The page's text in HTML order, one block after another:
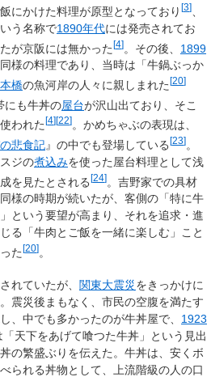
にかけた料理が原型となっており [3]
う名称で1890年代には発売されてお
が京阪には無かった[4] 。その後、 1899
様の料理であり、当時は「牛鍋ぶっか
橋の魚河岸の人々に親しまれた [20]
にも牛丼の屋台が沢山出ており、そこ
われた [4][22] 。かめちゃぶの表現は、
悲食記』の中でも登場している [23] 。
ジの煮込みを使った屋台料理として浅
を見たとされる[24]。吉野家での具材
様の時期が続いたが、客側の「特に牛
という要望が高まり、それを追求・進
る「牛肉とご飯を一緒に楽しむ」こと
た [20] 。
れていたが、 関東大震災をきっかけに
震災後まもなく、市民の空腹を満たす
、中でも多かったのが牛丼屋で、 1923
「天下をあげて喰つた牛丼」という見出
の繁盛ぶりを伝えた。牛丼は、安くボ
られる丼物として、上流階級の人の口